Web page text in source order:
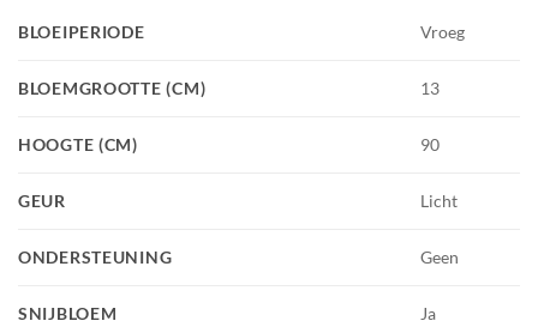
BLOEIPERIODE Vroeg
BLOEMGROOTTE (CM) 13
HOOGTE (CM) 90
GEUR Licht
ONDERSTEUNING Geen
SNIJBLOEM Ja